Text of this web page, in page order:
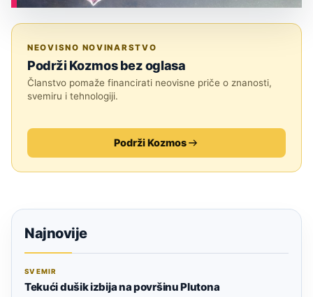
NEOVISNO NOVINARSTVO
Podrži Kozmos bez oglasa
Članstvo pomaže financirati neovisne priče o znanosti,
svemiru i tehnologiji.
Podrži Kozmos
Najnovije
SVEMIR
Tekući dušik izbija na površinu Plutona